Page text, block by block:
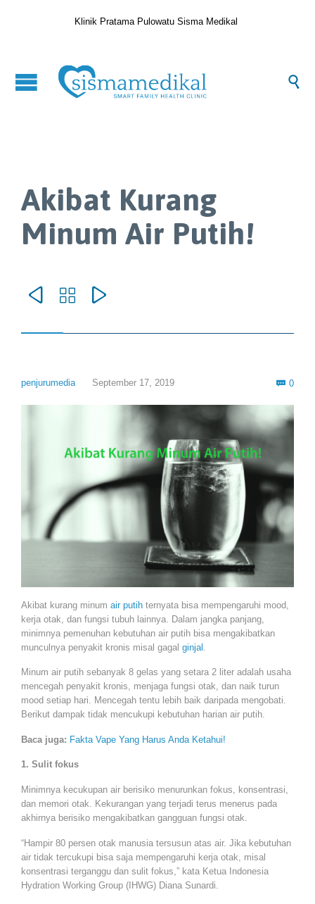
Klinik Pratama Pulowatu Sisma Medikal

Akibat Kurang
Minum Air Putih!
  
penjurumedia September 17, 2019  0
Akibat kurang minum air putih ternyata bisa mempengaruhi mood,
kerja otak, dan fungsi tubuh lainnya. Dalam jangka panjang,
minimnya pemenuhan kebutuhan air putih bisa mengakibatkan
munculnya penyakit kronis misal gagal ginjal
Minum air putih sebanyak 8 gelas yang setara 2 liter adalah usaha
mencegah penyakit kronis, menjaga fungsi otak, dan naik turun
mood setiap hari. Mencegah tentu lebih baik daripada mengobati.
Berikut dampak tidak mencukupi kebutuhan harian air putih.
Baca juga: Fakta Vape Yang Harus Anda Ketahui!
1. Sulit fokus
Minimnya kecukupan air berisiko menurunkan fokus, konsentrasi,
dan memori otak. Kekurangan yang terjadi terus menerus pada
akhirnya berisiko mengakibatkan gangguan fungsi otak.
“Hampir 80 persen otak manusia tersusun atas air. Jika kebutuhan
air tidak tercukupi bisa saja mempengaruhi kerja otak, misal
konsentrasi terganggu dan sulit fokus,” kata Ketua Indonesia
Hydration Working Group (IHWG) Diana Sunardi.